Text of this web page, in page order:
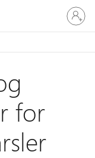
Logg
på
kontoen
for